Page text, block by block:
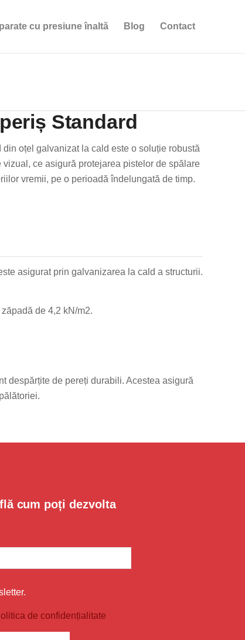
cu presiune înaltă Blog Contact
Standard
oțel galvanizat la cald este o soluție robustă
ce asigură protejarea pistelor de spălare
vremii, pe o perioadă îndelungată de timp.
asigurat prin galvanizarea la cald a structurii.
de 4,2 kN/m2.
despărțite de pereți durabili. Acestea asigură
cum poți dezvolta
de confidențialitate